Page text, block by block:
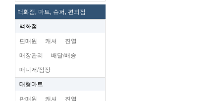
백화점, 마트, 슈퍼, 편의점
백화점
편매원 캐셔 진열
매장관리 배달/배송
매니저/점장
대형마트
판매원 캐셔 진열